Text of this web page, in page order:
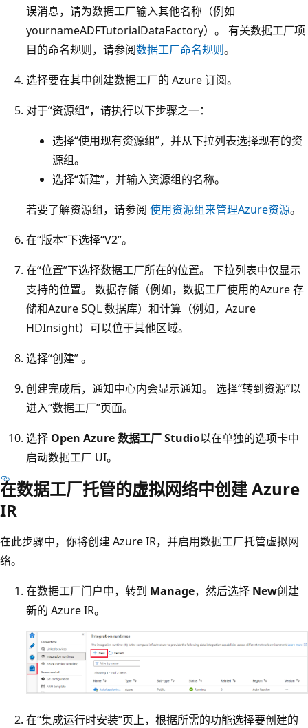
误消息，请为数据工厂输入其他名称（例如
yournameADFTutorialDataFactory）。 有关数据工厂项
目的命名规则，请参阅数据工厂命名规则。
选择要在其中创建数据工厂的 Azure 订阅。
对于“资源组”，请执行以下步骤之一：
选择“使用现有资源组”，并从下拉列表选择现有的资
源组。
选择“新建”，并输入资源组的名称。
若要了解资源组，请参阅 使用资源组来管理Azure资源。
在“版本”下选择“V2”。
在“位置”下选择数据工厂所在的位置。 下拉列表中仅显示
支持的位置。 数据存储（例如，数据工厂使用的Azure 存
储和Azure SQL 数据库）和计算（例如，Azure
HDInsight）可以位于其他区域。
选择“创建” 。
创建完成后，通知中心内会显示通知。 选择“转到资源”以
进入“数据工厂”页面。
选择 Open Azure 数据工厂 Studio以在单独的选项卡中
启动数据工厂 UI。
在数据工厂托管的虚拟网络中创建 Azure
IR
在此步骤中，你将创建 Azure IR，并启用数据工厂托管虚拟网
络。
在数据工厂门户中，转到 Manage，然后选择 New创建
新的 Azure IR。
在“集成运行时安装”页上，根据所需的功能选择要创建的